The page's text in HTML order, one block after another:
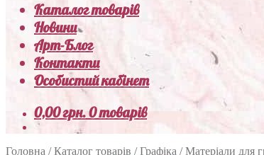
Каталог товарів
Новини
Арт-Блог
Контакти
Особистий кабінет
0,00грн.0 товарів
Головна /Каталог товарів /Графіка /Матеріали для